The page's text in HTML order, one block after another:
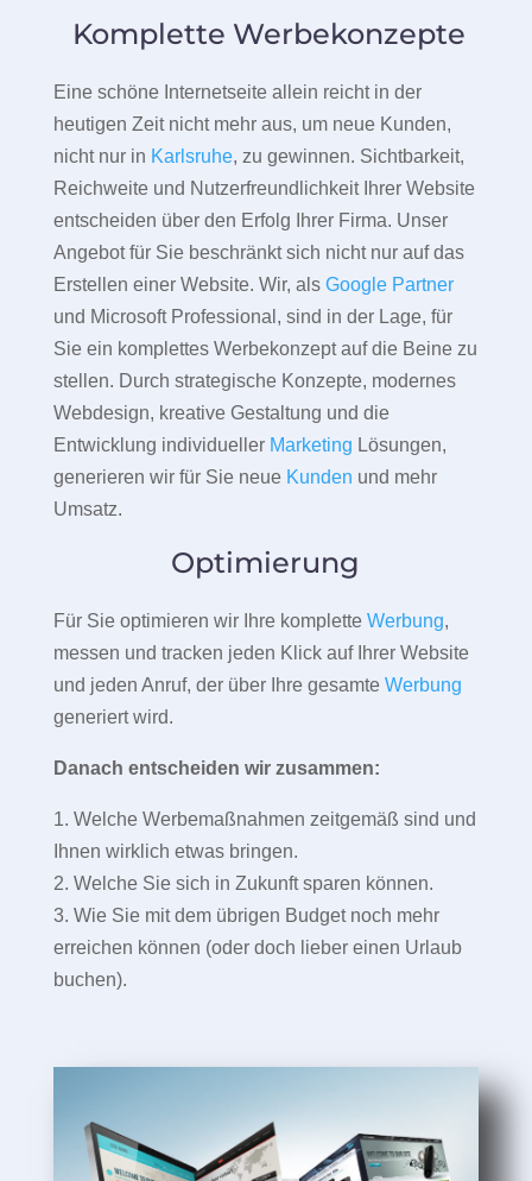
Komplette Werbekonzepte
Eine schöne Internetseite allein reicht in der
heutigen Zeit nicht mehr aus, um neue Kunden,
nicht nur in Karlsruhe, zu gewinnen. Sichtbarkeit,
Reichweite und Nutzerfreundlichkeit Ihrer Website
entscheiden über den Erfolg Ihrer Firma. Unser
Angebot für Sie beschränkt sich nicht nur auf das
Erstellen einer Website. Wir, als Google Partner
und Microsoft Professional, sind in der Lage, für
Sie ein komplettes Werbekonzept auf die Beine zu
stellen. Durch strategische Konzepte, modernes
Webdesign, kreative Gestaltung und die
Entwicklung individueller Marketing Lösungen,
generieren wir für Sie neue Kunden und mehr
Umsatz.
Optimierung
Für Sie optimieren wir Ihre komplette Werbung,
messen und tracken jeden Klick auf Ihrer Website
und jeden Anruf, der über Ihre gesamte Werbung
generiert wird.
Danach entscheiden wir zusammen:
1. Welche Werbemaßnahmen zeitgemäß sind und
Ihnen wirklich etwas bringen.
2. Welche Sie sich in Zukunft sparen können.
3. Wie Sie mit dem übrigen Budget noch mehr
erreichen können (oder doch lieber einen Urlaub
buchen).